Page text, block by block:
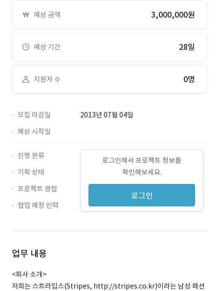
예상 금액 3,000,000원
예상 기간 28일
지원자 수 0명
모집 마감일
2013년 07월 04일
예상 시작일
로그인해서 프로젝트 정보를
확인해보세요.
로그인
진행 분류
기획 상태
프로젝트 경험
협업 예정 인력
업무 내용
<회사 소개>
저희는 스트라입스(Stripes, http://stripes.co.kr)이라는 남성 패션